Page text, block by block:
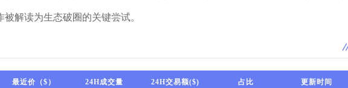
解读为生态破圈的关键尝试。
最近价（$） 24H成交量 24H交易额($) 占比 更新时间